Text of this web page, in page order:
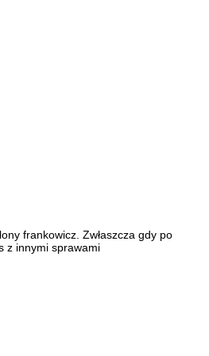
frankowicz. Zwłaszcza gdy po
z innymi sprawami